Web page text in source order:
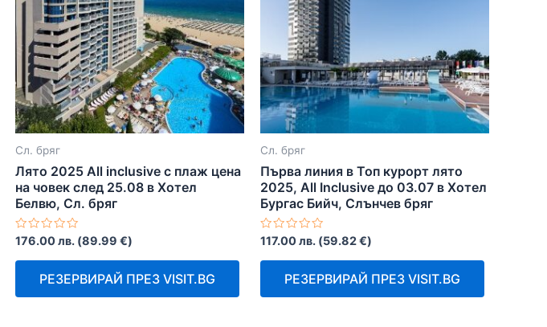
Сл. бряг
Лято 2025 All inclusive с плаж цена
на човек след 25.08 в Хотел
Белвю, Сл. бряг
Оценено
0
176.00лв. (89.99 €)
РЕЗЕРВИРАЙ ПРЕЗ VISIT.BG
Сл. бряг
Първа линия в Топ курорт лято
2025, All Inclusive до 03.07 в Хотел
Бургас Бийч, Слънчев бряг
Оценено
0
117.00лв. (59.82€)
РЕЗЕРВИРАЙ ПРЕЗ VISIT.BG